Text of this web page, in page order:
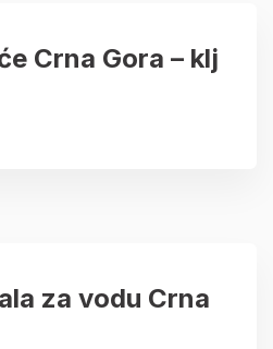
Crna Gora – klj
za vodu Crna